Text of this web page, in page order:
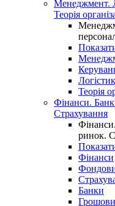
Менеджмент.
Теорія
Теорія
Фінанси.
Страхування
ринок.
Фінанси
Банки